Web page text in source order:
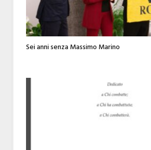
Sei anni senza Massimo Marino